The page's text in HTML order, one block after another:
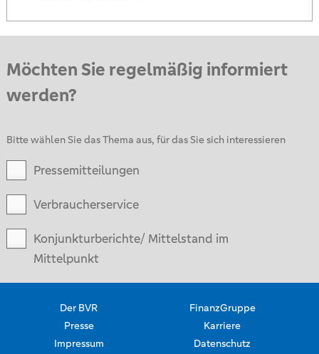
Möchten Sie regelmäßig informiert
werden?
Bitte wählen Sie das Thema aus, für das Sie sich interessieren
Pressemitteilungen
Verbraucherservice
Konjunkturberichte/ Mittelstand im
Mittelpunkt
Der BVR
FinanzGruppe
Presse
Karriere
Impressum
Datenschutz